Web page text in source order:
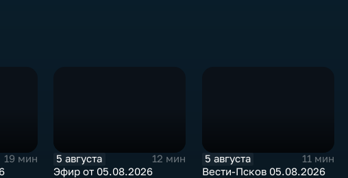
19 мин
5 августа
12 мин
Эфир от 05.08.2026
5 августа
11 мин
Вести-Псков 05.08.2026